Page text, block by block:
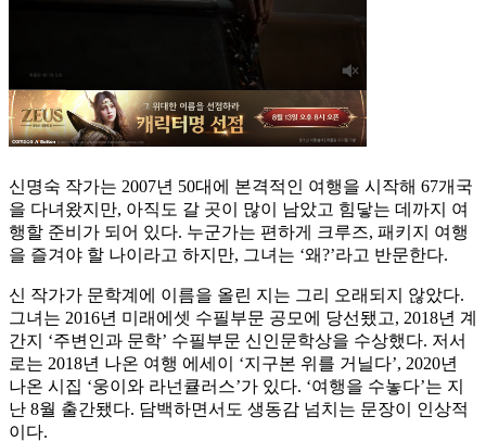
신명숙 작가는 2007년 50대에 본격적인 여행을 시작해 67개국
을 다녀왔지만, 아직도 갈 곳이 많이 남았고 힘닿는 데까지 여
행할 준비가 되어 있다. 누군가는 편하게 크루즈, 패키지 여행
을 즐겨야 할 나이라고 하지만, 그녀는 ‘왜?’라고 반문한다.
신 작가가 문학계에 이름을 올린 지는 그리 오래되지 않았다.
그녀는 2016년 미래에셋 수필부문 공모에 당선됐고, 2018년 계
간지 ‘주변인과 문학’ 수필부문 신인문학상을 수상했다. 저서
로는 2018년 나온 여행 에세이 ‘지구본 위를 거닐다’, 2020년
나온 시집 ‘웅이와 라넌큘러스’가 있다. ‘여행을 수놓다’는 지
난 8월 출간됐다. 담백하면서도 생동감 넘치는 문장이 인상적
이다.